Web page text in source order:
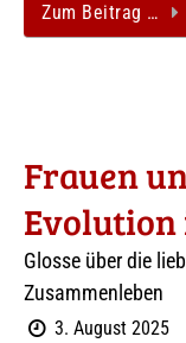
Zum Beitrag …
Frauen
Glosse über die
Zusammenleben
3. August 2025